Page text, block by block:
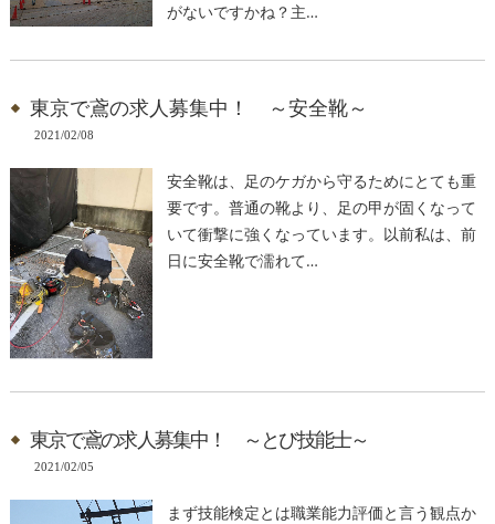
がないですかね？主…
東京で鳶の求人募集中！ ～安全靴～
2021/02/08
安全靴は、足のケガから守るためにとても重
要です。普通の靴より、足の甲が固くなって
いて衝撃に強くなっています。以前私は、前
日に安全靴で濡れて…
東京で鳶の求人募集中！ ～とび技能士～
2021/02/05
まず技能検定とは職業能力評価と言う観点か